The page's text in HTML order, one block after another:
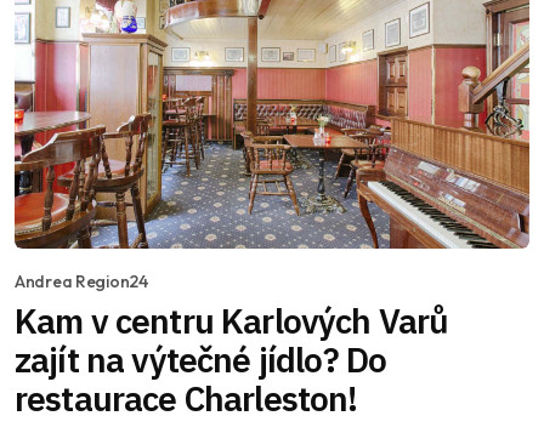
Andrea Region24
Kam v centru Karlových Varů
zajít na výtečné jídlo? Do
restaurace Charleston!